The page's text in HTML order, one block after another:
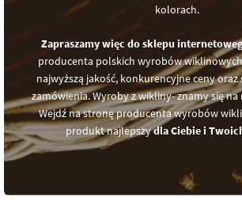
kolorach.
Zapraszamy więc do sklepu
producenta polskich wyrobów
najwyższą jakość, konkurencyjne ceny oraz
zamówienia. Wyroby z wikliny- znamy się
Wejdź na stronę producenta wyrobów
produkt najlepszydla Ciebie i